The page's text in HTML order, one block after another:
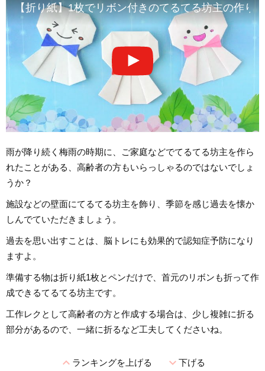
【折り紙】1枚でリボン付きのてるてる坊主の作り
雨が降り続く梅雨の時期に、ご家庭などでてるてる坊主を作ら
れたことがある、高齢者の方もいらっしゃるのではないでしょ
うか？
施設などの壁面にてるてる坊主を飾り、季節を感じ過去を懐か
しんでていただきましょう。
過去を思い出すことは、脳トレにも効果的で認知症予防になり
ますよ。
準備する物は折り紙1枚とペンだけで、首元のリボンも折って作
成できるてるてる坊主です。
工作レクとして高齢者の方と作成する場合は、少し複雑に折る
部分があるので、一緒に折るなど工夫してくださいね。
expand_lessランキングを上げる expand_more下げる